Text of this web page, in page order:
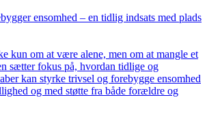
ensomhed – en tidlig indsats med plads
kun om at være alene, men om at mangle et
sætter fokus på, hvordan tidlige og
kan styrke trivsel og forebygge ensomhed
og med støtte fra både forældre og